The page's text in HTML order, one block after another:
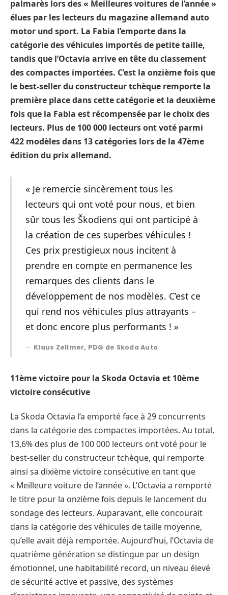
palmarès lors des « Meilleures voitures de l’année »
élues par les lecteurs du magazine allemand auto
motor und sport. La Fabia l’emporte dans la
catégorie des véhicules importés de petite taille,
tandis que l’Octavia arrive en tête du classement
des compactes importées. C’est la onzième fois que
le best-seller du constructeur tchèque remporte la
première place dans cette catégorie et la deuxième
fois que la Fabia est récompensée par le choix des
lecteurs. Plus de 100 000 lecteurs ont voté parmi
422 modèles dans 13 catégories lors de la 47ème
édition du prix allemand.
« Je remercie sincèrement tous les
lecteurs qui ont voté pour nous, et bien
sûr tous les Škodiens qui ont participé à
la création de ces superbes véhicules !
Ces prix prestigieux nous incitent à
prendre en compte en permanence les
remarques des clients dans le
développement de nos modèles. C’est ce
qui rend nos véhicules plus attrayants –
et donc encore plus performants ! »
Klaus Zellmer, PDG de Skoda Auto
11ème victoire pour la Skoda Octavia et 10ème
victoire consécutive
La Skoda Octavia l’a emporté face à 29 concurrents
dans la catégorie des compactes importées. Au total,
13,6% des plus de 100 000 lecteurs ont voté pour le
best-seller du constructeur tchèque, qui remporte
ainsi sa dixième victoire consécutive en tant que
« Meilleure voiture de l’année ». L’Octavia a remporté
le titre pour la onzième fois depuis le lancement du
sondage des lecteurs. Auparavant, elle concourait
dans la catégorie des véhicules de taille moyenne,
qu’elle avait déjà remportée. Aujourd’hui, l’Octavia de
quatrième génération se distingue par un design
émotionnel, une habitabilité record, un niveau élevé
de sécurité active et passive, des systèmes